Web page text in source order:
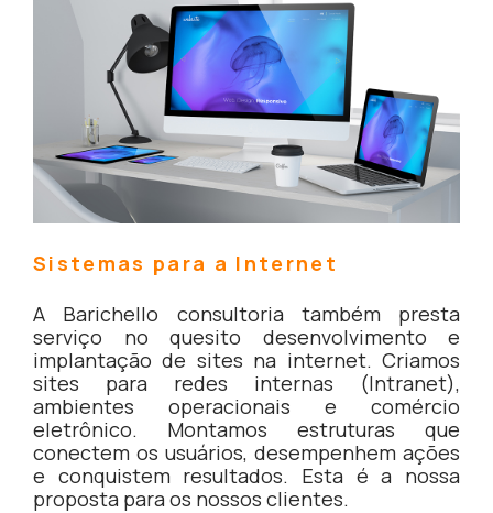
Sistemas para a Internet
A Barichello consultoria também presta
serviço no quesito desenvolvimento e
implantação de sites na internet. Criamos
sites para redes internas (Intranet),
ambientes operacionais e comércio
eletrônico. Montamos estruturas que
conectem os usuários, desempenhem ações
e conquistem resultados. Esta é a nossa
proposta para os nossos clientes.